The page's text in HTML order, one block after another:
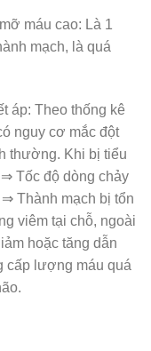
máu cao: Là 1
mạch, là quá
áp: Theo thống kê
nguy cơ mắc đột
thường. Khi bị tiểu
Tốc độ dòng chảy
Thành mạch bị tổn
viêm tại chỗ, ngoài
hoặc tăng dẫn
cấp lượng máu quá